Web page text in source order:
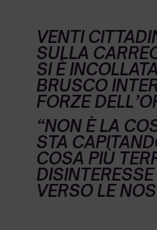
VENTI
SULLA
SI È
BRUSCO
FORZE
“NON È LA
STA
COSA PIÙ
VERSO LE